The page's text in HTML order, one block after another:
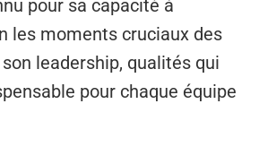
pour sa capacité à
les moments cruciaux des
leadership, qualités qui
pour chaque équipe